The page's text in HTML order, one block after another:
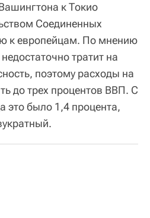
к Токио
Соединенных
к европейцам. По мнению
тратит на
поэтому расходы на
до трех процентов ВВП. С
это было 1,4 процента,